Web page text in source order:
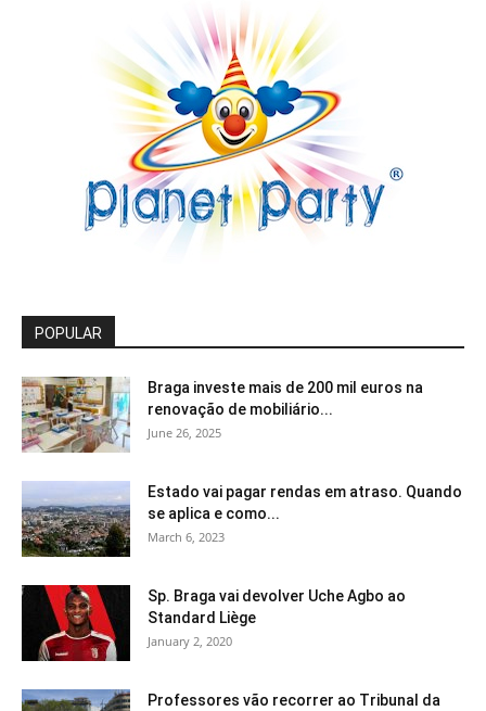
POPULAR
Braga investe mais de 200 mil euros na
renovação de mobiliário...
June 26, 2025
Estado vai pagar rendas em atraso. Quando
se aplica e como...
March 6, 2023
Sp. Braga vai devolver Uche Agbo ao
Standard Liège
January 2, 2020
Professores vão recorrer ao Tribunal da